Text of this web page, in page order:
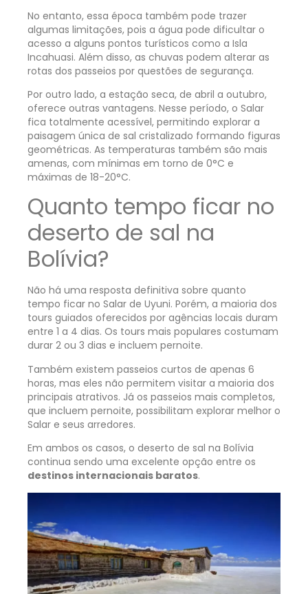
No entanto, essa época também pode trazer
algumas limitações, pois a água pode dificultar o
acesso a alguns pontos turísticos como a Isla
Incahuasi. Além disso, as chuvas podem alterar as
rotas dos passeios por questões de segurança.
Por outro lado, a estação seca, de abril a outubro,
oferece outras vantagens. Nesse período, o Salar
fica totalmente acessível, permitindo explorar a
paisagem única de sal cristalizado formando figuras
geométricas. As temperaturas também são mais
amenas, com mínimas em torno de 0°C e
máximas de 18-20°C.
Quanto tempo ficar no
deserto de sal na
Bolívia?
Não há uma resposta definitiva sobre quanto
tempo ficar no Salar de Uyuni. Porém, a maioria dos
tours guiados oferecidos por agências locais duram
entre 1 a 4 dias. Os tours mais populares costumam
durar 2 ou 3 dias e incluem pernoite.
Também existem passeios curtos de apenas 6
horas, mas eles não permitem visitar a maioria dos
principais atrativos. Já os passeios mais completos,
que incluem pernoite, possibilitam explorar melhor o
Salar e seus arredores.
Em ambos os casos, o deserto de sal na Bolívia
continua sendo uma excelente opção entre os
destinos internacionais baratos.